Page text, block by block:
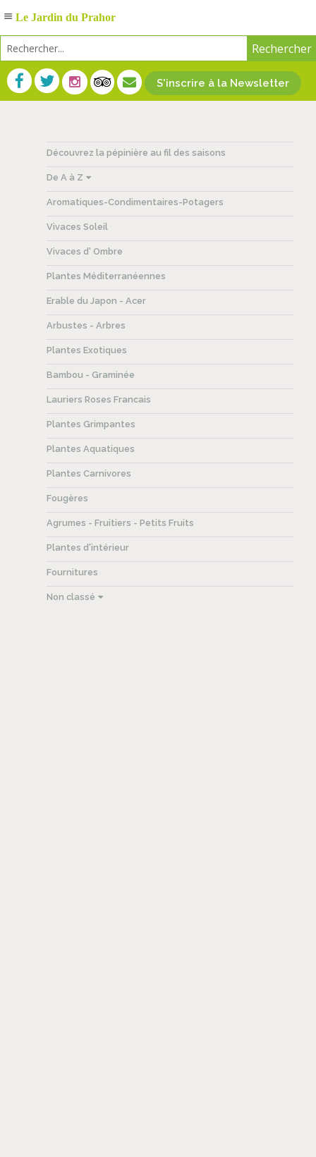
S'inscrire à la Newsletter
Découvrez la pépinière au fil des saisons
De A à Z
Aromatiques-Condimentaires-Potagers
Vivaces Soleil
Vivaces d' Ombre
Plantes Méditerranéennes
Erable du Japon - Acer
Arbustes - Arbres
Plantes Exotiques
Bambou - Graminée
Lauriers Roses Francais
Plantes Grimpantes
Plantes Aquatiques
Plantes Carnivores
Fougères
Agrumes - Fruitiers - Petits Fruits
Plantes d'intérieur
Fournitures
Non classé
Le Jardin du Prahor